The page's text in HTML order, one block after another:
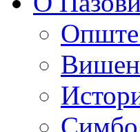
Опште